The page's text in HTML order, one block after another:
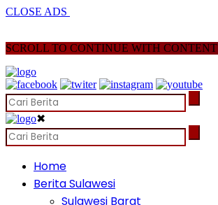
CLOSE ADS
SCROLL TO CONTINUE WITH CONTENT
✖
Home
Berita Sulawesi
Sulawesi Barat